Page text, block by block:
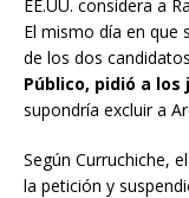
EE.UU. considera a
El mismo día en que
de los dos
Público, pidió a los
supondría excluir a
Según Curruchiche,
la petición y